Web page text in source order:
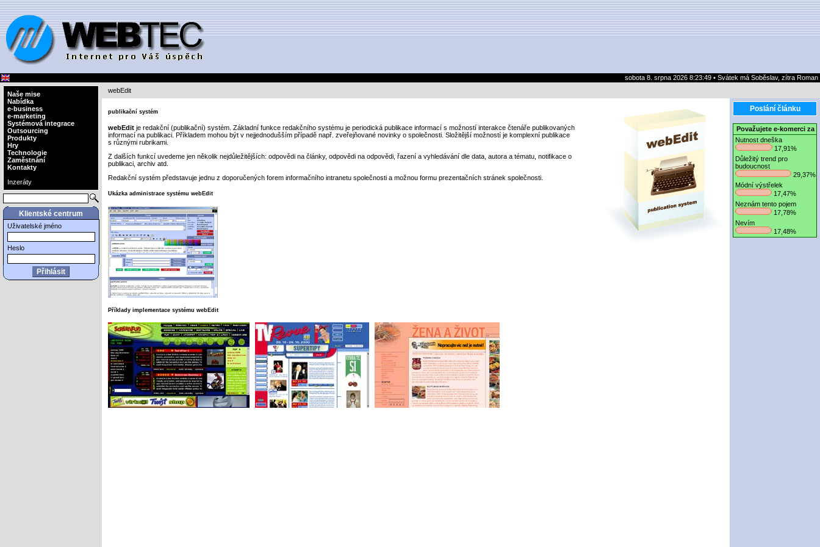
sobota 8. srpna 2026 8:23:49 • Svátek má Soběslav, zítra Roman
Naše mise
Nabídka
e-business
e-marketing
Systémová integrace
Outsourcing
Produkty
Hry
Technologie
Zaměstnání
Kontakty
Inzeráty
Klientské centrum
Uživatelské jméno
Heslo
webEdit
publikační systém
webEdit je redakční (publikační) systém. Základní funkce redakčního systému je periodická publikace informací s možností interakce čtenáře publikovaných
informací na publikaci. Příkladem mohou být v nejjednodušším případě např. zveřejňované novinky o společnosti. Složitější možností je komplexní publikace
s různými rubrikami.
Z dalších funkcí uvedeme jen několik nejdůležitějších: odpovědi na články, odpovědi na odpovědi, řazení a vyhledávání dle data, autora a tématu, notifikace o
publikaci, archiv atd.
Redakční systém představuje jednu z doporučených forem informačního intranetu společnosti a možnou formu prezentačních stránek společnosti.
Ukázka administrace systému webEdit
Příklady implementace systému webEdit
Poslání článku
Považujete e-komerci za
Nutnost dneška
17,91%
Důležitý trend pro
budoucnost
29,37%
Módní výstřelek
17,47%
Neznám tento pojem
17,78%
Nevím
17,48%